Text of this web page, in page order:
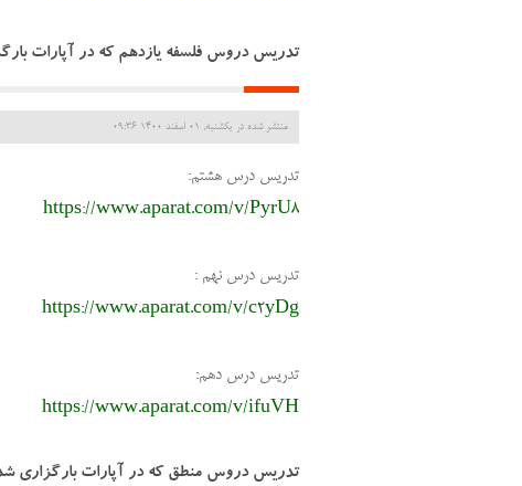
تدریس دروس فلسفه یازدهم که در آپارات
منتشر شده در یکشنبه, 01 اسفند 1400 09:36
تدریس درس هشتم:
https://www.aparat.com/v/PyrU8
تدریس درس نهم :
https://www.aparat.com/v/c2yDg
تدریس درس دهم:
https://www.aparat.com/v/ifuVH
تدریس دروس منطق که در آپارات بارگزاری